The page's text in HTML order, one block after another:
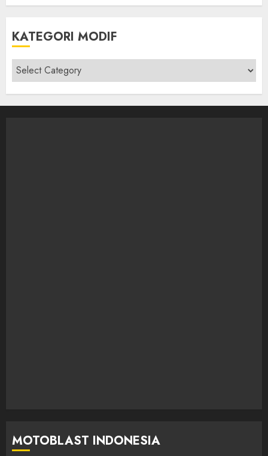
KATEGORI MODIF
Kategori
modif
MOTOBLAST INDONESIA